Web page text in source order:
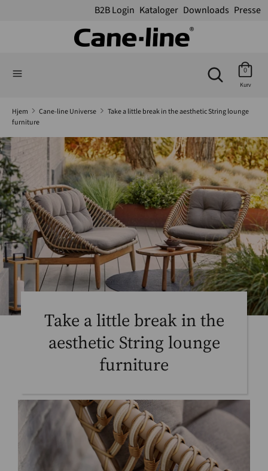
B2B Login Kataloger Downloads Presse
Søg
webshop
Kurv
0
Hjem Cane-line Universe
Take a little break in the aesthetic String lounge
furniture
Take a little break in the
aesthetic String lounge
furniture